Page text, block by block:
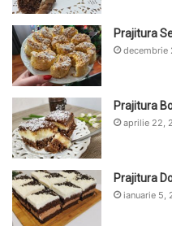
Prajitura
decembrie
Prajitura
aprilie 22,
Prajitura
ianuarie 5,